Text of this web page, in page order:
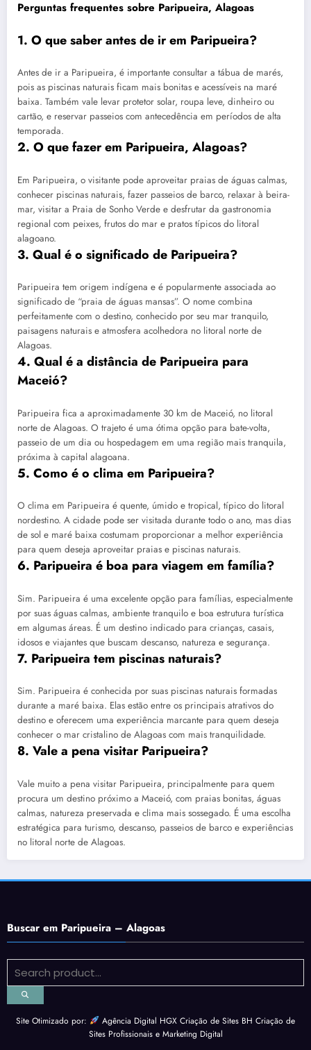
Perguntas frequentes sobre Paripueira, Alagoas
1. O que saber antes de ir em Paripueira?
Antes de ir a Paripueira, é importante consultar a tábua de marés,
pois as piscinas naturais ficam mais bonitas e acessíveis na maré
baixa. Também vale levar protetor solar, roupa leve, dinheiro ou
cartão, e reservar passeios com antecedência em períodos de alta
temporada.
2. O que fazer em Paripueira, Alagoas?
Em Paripueira, o visitante pode aproveitar praias de águas calmas,
conhecer piscinas naturais, fazer passeios de barco, relaxar à beira-
mar, visitar a Praia de Sonho Verde e desfrutar da gastronomia
regional com peixes, frutos do mar e pratos típicos do litoral
alagoano.
3. Qual é o significado de Paripueira?
Paripueira tem origem indígena e é popularmente associada ao
significado de “praia de águas mansas”. O nome combina
perfeitamente com o destino, conhecido por seu mar tranquilo,
paisagens naturais e atmosfera acolhedora no litoral norte de
Alagoas.
4. Qual é a distância de Paripueira para
Maceió?
Paripueira fica a aproximadamente 30 km de Maceió, no litoral
norte de Alagoas. O trajeto é uma ótima opção para bate-volta,
passeio de um dia ou hospedagem em uma região mais tranquila,
próxima à capital alagoana.
5. Como é o clima em Paripueira?
O clima em Paripueira é quente, úmido e tropical, típico do litoral
nordestino. A cidade pode ser visitada durante todo o ano, mas dias
de sol e maré baixa costumam proporcionar a melhor experiência
para quem deseja aproveitar praias e piscinas naturais.
6. Paripueira é boa para viagem em família?
Sim. Paripueira é uma excelente opção para famílias, especialmente
por suas águas calmas, ambiente tranquilo e boa estrutura turística
em algumas áreas. É um destino indicado para crianças, casais,
idosos e viajantes que buscam descanso, natureza e segurança.
7. Paripueira tem piscinas naturais?
Sim. Paripueira é conhecida por suas piscinas naturais formadas
durante a maré baixa. Elas estão entre os principais atrativos do
destino e oferecem uma experiência marcante para quem deseja
conhecer o mar cristalino de Alagoas com mais tranquilidade.
8. Vale a pena visitar Paripueira?
Vale muito a pena visitar Paripueira, principalmente para quem
procura um destino próximo a Maceió, com praias bonitas, águas
calmas, natureza preservada e clima mais sossegado. É uma escolha
estratégica para turismo, descanso, passeios de barco e experiências
no litoral norte de Alagoas.
Buscar em Paripueira – Alagoas
Site Otimizado por: Agência Digital HGX Criação de Sites BH Criação de
Sites Profissionaise Marketing Digital